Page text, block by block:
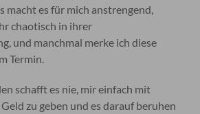
macht es für mich anstrengend,
chaotisch in ihrer
und manchmal merke ich diese
Termin.
schafft es nie, mir einfach mit
zu geben und es darauf beruhen